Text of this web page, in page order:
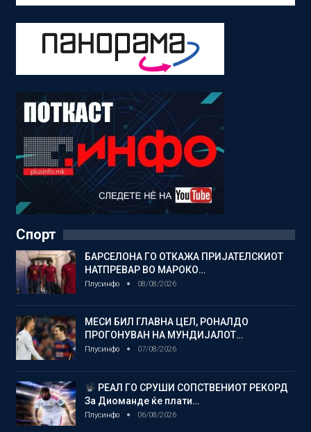
Спорт
БАРСЕЛОНА ГО ОТКАЖА ПРИЈАТЕЛСКИОТ
НАТПРЕВАР ВО МАРОКО…
Плусинфо 08/08/2026
МЕСИ БИЛ ГЛАВНА ЦЕЛ, РОНАЛДО
ПРОГОНУВАН НА МУНДИЈАЛОТ…
Плусинфо 07/08/2026
РЕАЛ ГО СРУШИ СОПСТВЕНИОТ РЕКОРД
За Диоманде ќе плати…
Плусинфо 06/08/2026